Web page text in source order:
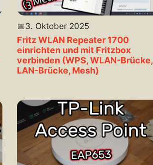
📅3. Oktober 2025
Fritz WLAN Repeater 1700
einrichten und mit Fritzbox
verbinden (WPS, WLAN-Brücke,
LAN-Brücke, Mesh)